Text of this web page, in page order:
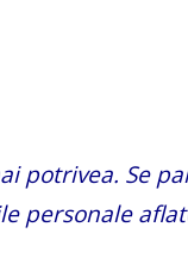
potrivea. Se
personale